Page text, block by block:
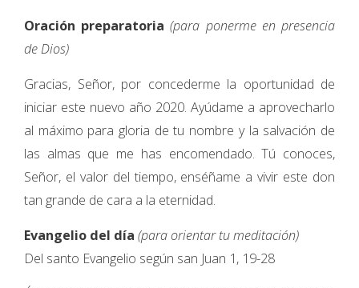
Oración preparatoria (para ponerme en presencia
de Dios)
Gracias, Señor, por concederme la oportunidad de
iniciar este nuevo año 2020. Ayúdame a aprovecharlo
al máximo para gloria de tu nombre y la salvación de
las almas que me has encomendado. Tú conoces,
Señor, el valor del tiempo, enséñame a vivir este don
tan grande de cara a la eternidad.
Evangelio del día (para orientar tu meditación)
Del santo Evangelio según san Juan 1, 19-28